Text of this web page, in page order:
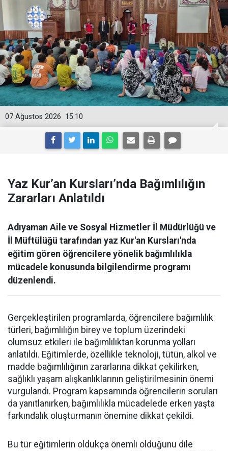
15:10
07 Ağustos 2026
Yaz Kur’an Kursları’nda Bağımlılığın
Zararları Anlatıldı
Adıyaman Aile ve Sosyal Hizmetler İl Müdürlüğü ve
İl Müftülüğü tarafından yaz Kur'an Kursları'nda
eğitim gören öğrencilere yönelik bağımlılıkla
mücadele konusunda bilgilendirme programı
düzenlendi.
Gerçekleştirilen programlarda, öğrencilere bağımlılık
türleri, bağımlılığın birey ve toplum üzerindeki
olumsuz etkileri ile bağımlılıktan korunma yolları
anlatıldı. Eğitimlerde, özellikle teknoloji, tütün, alkol ve
madde bağımlılığının zararlarına dikkat çekilirken,
sağlıklı yaşam alışkanlıklarının geliştirilmesinin önemi
vurgulandı. Program kapsamında öğrencilerin soruları
da yanıtlanırken, bağımlılıkla mücadelede erken yaşta
farkındalık oluşturmanın önemine dikkat çekildi.
Bu tür eğitimlerin oldukça önemli olduğunu dile